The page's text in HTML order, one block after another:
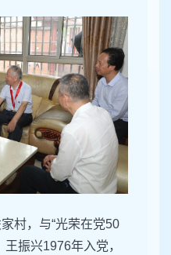
村，与“光荣在党50
振兴1976年入党，